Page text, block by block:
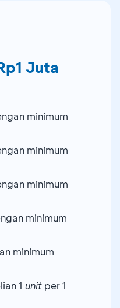
Juta
minimum
minimum
minimum
minimum
minimum
1 unit per 1